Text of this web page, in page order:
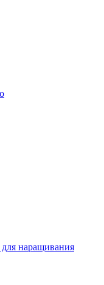
наращивания